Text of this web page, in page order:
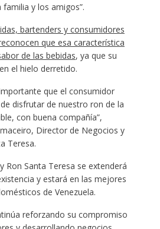
y los amigos”.
bartenders y consumidores
que esa característica
de las bebidas, ya que su
el hielo derretido.
que el consumidor
disfrutar de nuestro ron de la
con buena compañía”,
Director de Negocios y
Teresa.
Ron Santa Teresa se extenderá
y estará en las mejores
de Venezuela.
reforzando su compromiso